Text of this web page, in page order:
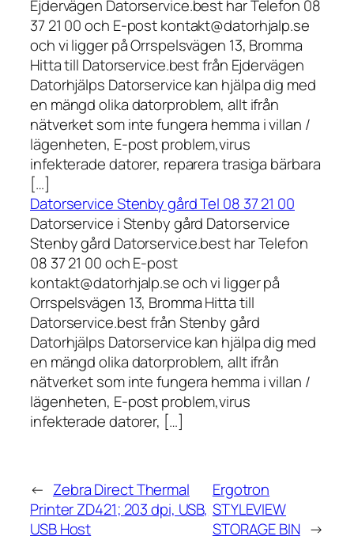
Ejdervägen Datorservice.best har Telefon 08
37 21 00 och E-post kontakt@datorhjalp.se
och vi ligger på Orrspelsvägen 13, Bromma
Hitta till Datorservice.best från Ejdervägen
Datorhjälps Datorservice kan hjälpa dig med
en mängd olika datorproblem, allt ifrån
nätverket som inte fungera hemma i villan /
lägenheten, E-post problem,virus
infekterade datorer, reparera trasiga bärbara
[…]
Datorservice Stenby gård Tel 08 37 21 00
Datorservice i Stenby gård Datorservice
Stenby gård Datorservice.best har Telefon
08 37 21 00 och E-post
kontakt@datorhjalp.se och vi ligger på
Orrspelsvägen 13, Bromma Hitta till
Datorservice.best från Stenby gård
Datorhjälps Datorservice kan hjälpa dig med
en mängd olika datorproblem, allt ifrån
nätverket som inte fungera hemma i villan /
lägenheten, E-post problem,virus
infekterade datorer, […]
← Zebra Direct Thermal
Printer ZD421; 203 dpi, USB,
USB Host
Ergotron
STYLEVIEW
STORAGE BIN →